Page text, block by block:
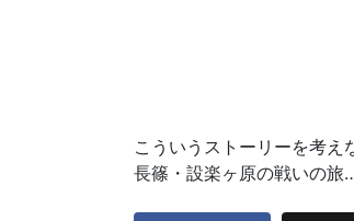
こういうストーリーを考え
長篠・設楽ヶ原の戦いの旅